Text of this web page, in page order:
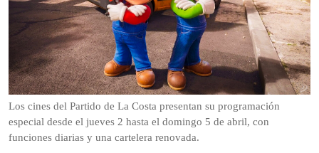
Los cines del Partido de La Costa presentan su programación
especial desde el jueves 2 hasta el domingo 5 de abril, con
funciones diarias y una cartelera renovada.